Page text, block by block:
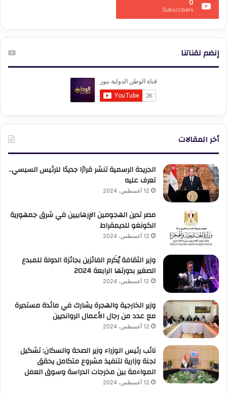
0
Subscribers
إنضم لقناتنا
أخر المقالات
الجريدة الرسمية تنشر قرارًا جديدًا للرئيس السيسي..
تعرف عليه
12 أغسطس، 2024
مصر تدين الهجومين الإرهابيين في شرق جمهورية
الكونغو للديمقراط
12 أغسطس، 2024
وزير الثقافة يُكَرم الفائزين بجائزة الدولة للمبدع
الصغير بدورتها الرابعة 2024
12 أغسطس، 2024
وزير الخارجية والهجرة يشارك في مائدة مستديرة
مع عدد من رجال الأعمال الروانديين
12 أغسطس، 2024
نائب رئيس الوزراء وزير الصحة والسكان: تشكيل
لجنة وزارية لتنفيذ مشروع متكامل يحقق
المواءمة بين مخرجات الدراسة وسوق العمل
12 أغسطس، 2024